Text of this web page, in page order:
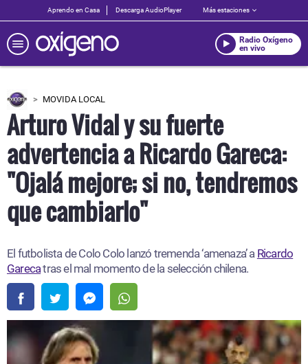
Aprendo en Casa Descarga AudioPlayer Más estaciones
Radio Oxígeno
en vivo
MOVIDA LOCAL
Arturo Vidal y su fuerte
advertencia a Ricardo Gareca:
"Ojalá mejore; si no, tendremos
que cambiarlo"
El futbolista deColo Colo lanzó tremenda ‘amenaza’ a Ricardo
Garecatras el mal momento de la selección chilena.